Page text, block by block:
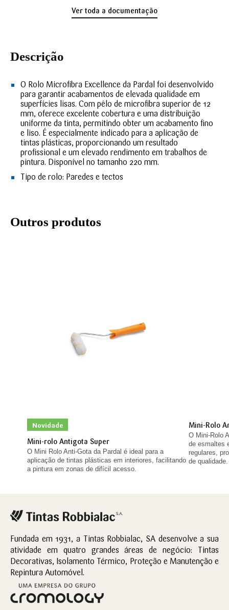
Ver toda a documentação
Descrição
O Rolo Microfibra Excellence da Pardal foi desenvolvido
para garantir acabamentos de elevada qualidade em
superfícies lisas. Com pêlo de microfibra superior de 12
mm, oferece excelente cobertura e uma distribuição
uniforme da tinta, permitindo obter um acabamento fino
e liso. É especialmente indicado para a aplicação de
tintas plásticas, proporcionando um resultado
profissional e um elevado rendimento em trabalhos de
pintura. Disponível no tamanho 220 mm.
Tipo de rolo: Paredes e tectos
Outros produtos
Novidade
Mini-rolo Antigota Super
O Mini Rolo Anti-Gota da Pardal é ideal para a
aplicação de tintas plásticas em interiores, facilitando
a pintura em zonas de difícil acesso.
Mini-Rolo
O Mini-Rolo
de esmaltes
regulares,
de qualidade.
Fundada em 1931, a Tintas Robbialac, SA desenvolve a sua
atividade em quatro grandes áreas de negócio: Tintas
Decorativas, Isolamento Térmico, Proteção e Manutenção e
Repintura Automóvel.